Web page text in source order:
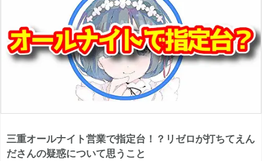
三重オールナイト営業で指定台！？リゼロが打ちてえん
ださんの疑惑について思うこと